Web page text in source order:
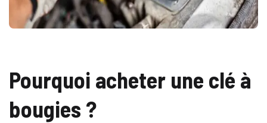
Pourquoi acheter une clé à
bougies ?